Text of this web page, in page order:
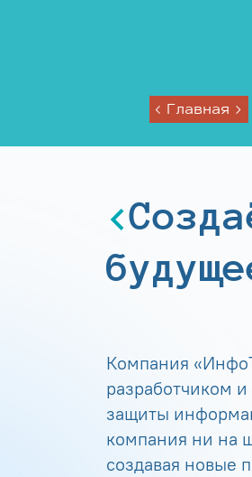
Главная
Компания
разработчиком
защиты
компания ни на
создавая новые